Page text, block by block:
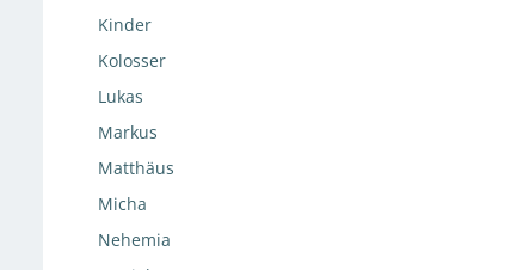
Kinder
Kolosser
Lukas
Markus
Matthäus
Micha
Nehemia